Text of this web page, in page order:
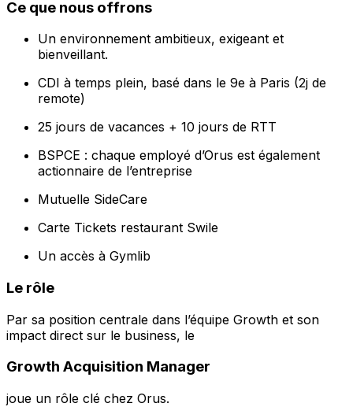
Ce que nous offrons
Un environnement ambitieux, exigeant et
bienveillant.
CDI à temps plein, basé dans le 9e à Paris (2j de
remote)
25 jours de vacances + 10 jours de RTT
BSPCE : chaque employé d’Orus est également
actionnaire de l’entreprise
Mutuelle SideCare
Carte Tickets restaurant Swile
Un accès à Gymlib
Le rôle
Par sa position centrale dans l’équipe Growth et son
impact direct sur le business, le
Growth Acquisition Manager
joue un rôle clé chez Orus.